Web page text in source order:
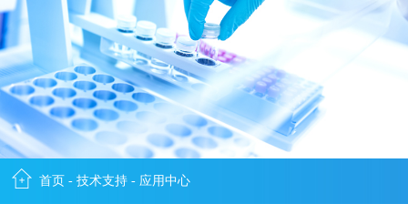
首页 -技术支持 - 应用中心